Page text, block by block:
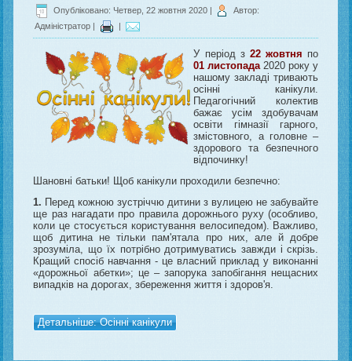
Опубліковано: Четвер, 22 жовтня 2020 |
Автор:
Адміністратор
У період з22 жовтня по
01 листопада 2020 року у
нашому закладі тривають
осінні канікули.
Педагогічний колектив
бажає усім здобувачам
освіти гімназії гарного,
змістовного, а головне –
здорового та безпечного
відпочинку!
Шановні батьки! Щоб канікули проходили безпечно:
1. Перед кожною зустріччю дитини з вулицею не забувайте
ще раз нагадати про правила дорожнього руху (особливо,
коли це стосується користування велосипедом). Важливо,
щоб дитина не тільки пам'ятала про них, але й добре
зрозуміла, що їх потрібно дотримуватись завжди і скрізь.
Кращий спосіб навчання - це власний приклад у виконанні
«дорожньої абетки»; це – запорука запобігання нещасних
випадків на дорогах, збереження життя і здоров'я.
Детальніше: Осінні канікули